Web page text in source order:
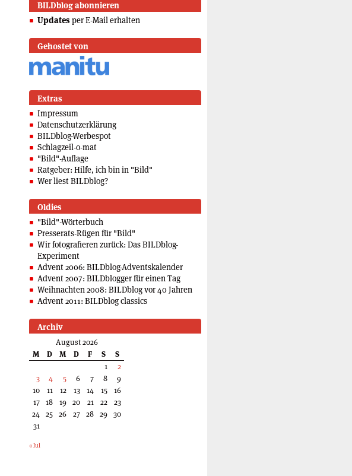
BILDblog abonnieren
Updates per E-Mail erhalten
Gehostet von
Extras
Impressum
Datenschutzerklärung
BILDblog-Werbespot
Schlagzeil-o-mat
"Bild"-Auflage
Ratgeber: Hilfe, ich bin in "Bild"
Wer liest BILDblog?
Oldies
"Bild"-Wörterbuch
Presserats-Rügen für "Bild"
Wir fotografieren zurück: Das BILDblog-
Experiment
Advent 2006: BILDblog-Adventskalender
Advent 2007: BILDblogger für einen Tag
Weihnachten 2008: BILDblog vor 40 Jahren
Advent 2011: BILDblog classics
Archiv
August 2026
M
D M D F S
S
1
2
3
4 5 6 7 8
9
10
11 12 13 14 15
16
17 18 19 20 21 22
23
24 25 26 27 28 29 30
31
« Jul